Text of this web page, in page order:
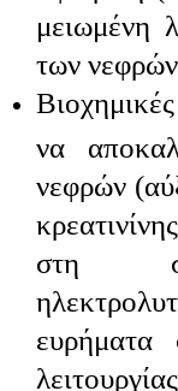
μειωμένη
των
να
νεφρών
στη
ευρήματα